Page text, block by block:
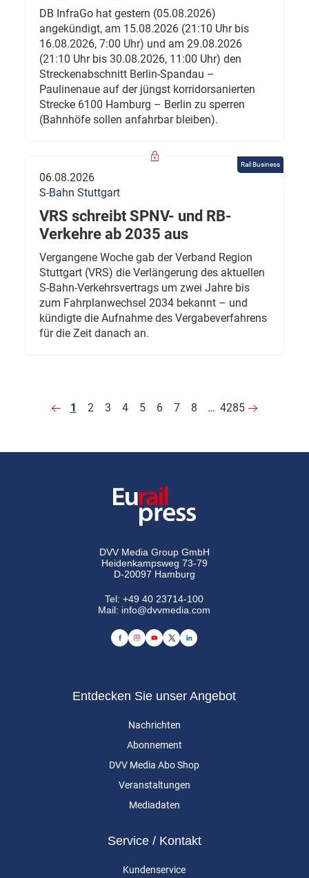
DB InfraGo hat gestern (05.08.2026)
angekündigt, am 15.08.2026 (21:10 Uhr bis
16.08.2026, 7:00 Uhr) und am 29.08.2026
(21:10 Uhr bis 30.08.2026, 11:00 Uhr) den
Streckenabschnitt Berlin-Spandau –
Paulinenaue auf der jüngst korridorsanierten
Strecke 6100 Hamburg – Berlin zu sperren
(Bahnhöfe sollen anfahrbar bleiben).
Rail Business
06.08.2026
S-Bahn Stuttgart
VRS schreibt SPNV- und RB-
Verkehre ab 2035 aus
Vergangene Woche gab der Verband Region
Stuttgart (VRS) die Verlängerung des aktuellen
S-Bahn-Verkehrsvertrags um zwei Jahre bis
zum Fahrplanwechsel 2034 bekannt – und
kündigte die Aufnahme des Vergabeverfahrens
für die Zeit danach an.
1 2 3 4 5 6 7 8 … 4285
DVV Media Group GmbH
Heidenkampsweg 73-79
D-20097 Hamburg
Tel:+49 40 23714-100
Mail: info@dvvmedia.com
Entdecken Sie unser Angebot
Nachrichten
Abonnement
DVV Media Abo Shop
Veranstaltungen
Mediadaten
Service / Kontakt
Kundenservice